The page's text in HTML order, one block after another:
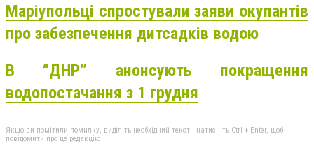
Маріупольці спростували заяви окупантів
про забезпечення дитсадків водою
В “ДНР” анонсують покращення
водопостачання з 1 грудня
Якщо ви помітили помилку, виділіть необхідний текст і натисніть Ctrl + Enter, щоб
повідомити про це редакцію